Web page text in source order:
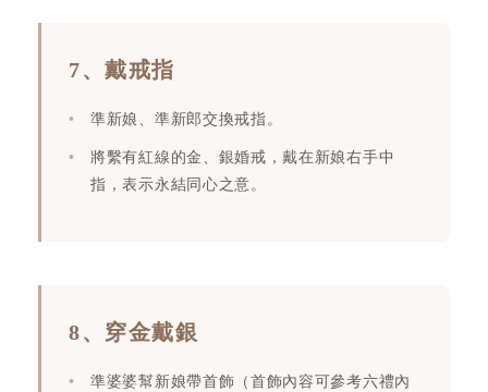
7、戴戒指
準新娘、準新郎交換戒指。
將繫有紅線的金、銀婚戒，戴在新娘右手中
指，表示永結同心之意。
8、穿金戴銀
準婆婆幫新娘帶首飾（首飾內容可參考六禮內